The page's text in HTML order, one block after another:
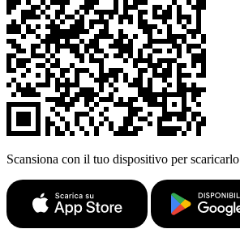
Scansiona con il tuo dispositivo per